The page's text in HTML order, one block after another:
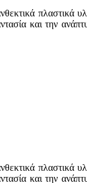
πλαστικά
και την
πλαστικά
και την